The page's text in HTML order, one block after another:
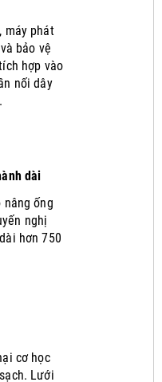
máy phát
bảo vệ
hợp vào
nối dây
dài
nâng ống
nghị
hơn 750
cơ học
Lưới